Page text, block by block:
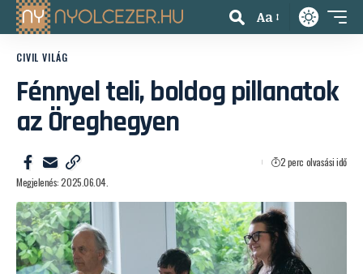
Aa
CIVIL VILÁG
Fénnyel teli, boldog pillanatok
az Öreghegyen
Megjelenés: 2025.06.04.
2 perc olvasási idő